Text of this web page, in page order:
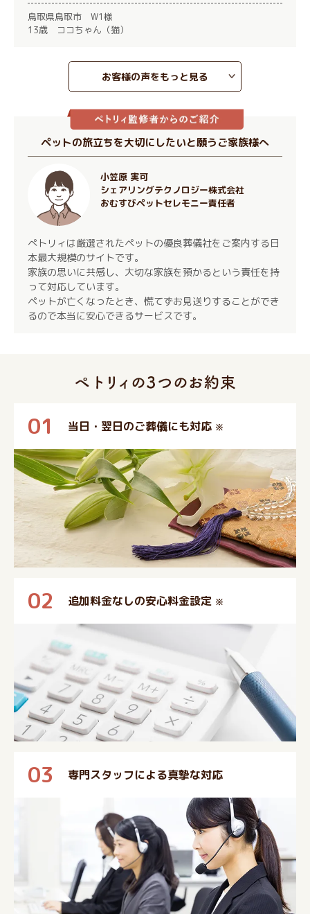
鳥取県鳥取市 W1様
13歳 ココちゃん（猫）
お客様の声をもっと見る
ペットの旅立ちを大切にしたいと願うご家族様へ
小笠原 実可
シェアリングテクノロジー株式会社
おむすびペットセレモニー責任者
ぺトリィは厳選されたペットの優良葬儀社をご案内する日
本最大規模のサイトです。
家族の思いに共感し、大切な家族を預かるという責任を持
って対応しています。
ペットが亡くなったとき、慌てずお見送りすることができ
るので本当に安心できるサービスです。
01 当日・翌日のご葬儀にも対応 ※
02 追加料金なしの安心料金設定 ※
03 専門スタッフによる真摯な対応